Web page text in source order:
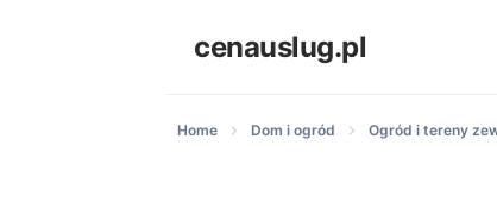
cenauslug.pl
Home Dom i ogród Ogród i tereny